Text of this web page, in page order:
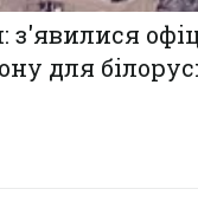
з'явилися
для